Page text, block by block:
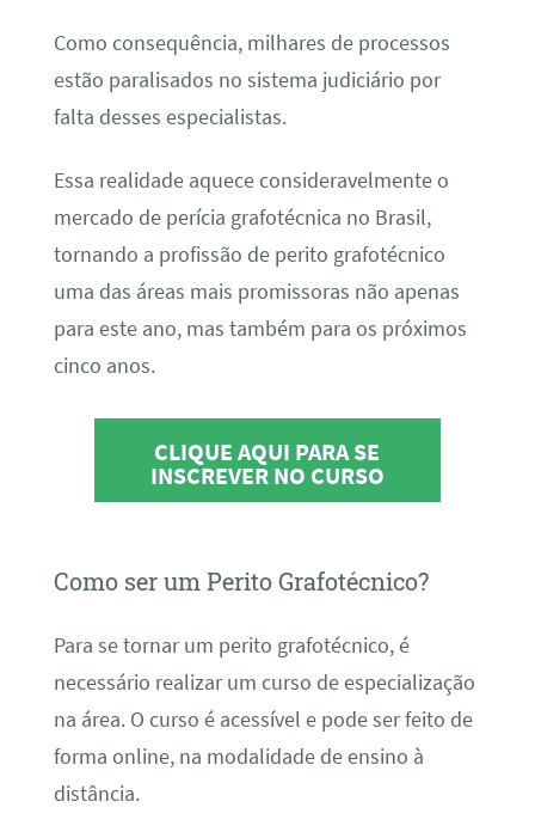
Como consequência, milhares de processos
estão paralisados no sistema judiciário por
falta desses especialistas.
Essa realidade aquece consideravelmente o
mercado de perícia grafotécnica no Brasil,
tornando a profissão de perito grafotécnico
uma das áreas mais promissoras não apenas
para este ano, mas também para os próximos
cinco anos.
CLIQUE AQUI PARA SE
INSCREVER NO CURSO
Como ser um Perito Grafotécnico?
Para se tornar um perito grafotécnico, é
necessário realizar um curso de especialização
na área. O curso é acessível e pode ser feito de
forma online, na modalidade de ensino à
distância.